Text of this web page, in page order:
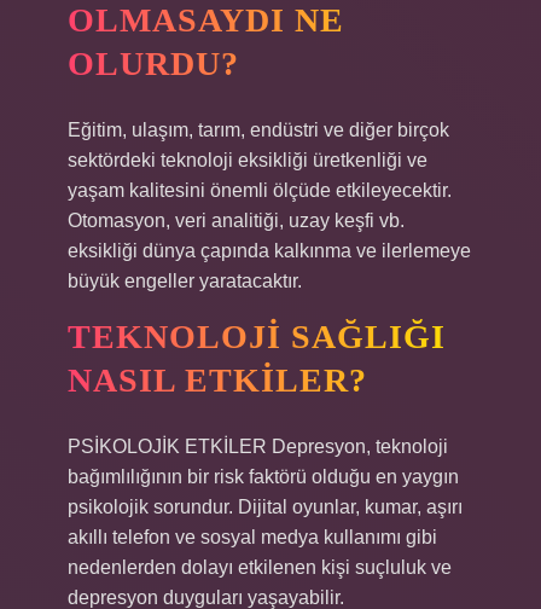
OLMASAYDI NE
OLURDU?
Eğitim, ulaşım, tarım, endüstri ve diğer birçok
sektördeki teknoloji eksikliği üretkenliği ve
yaşam kalitesini önemli ölçüde etkileyecektir.
Otomasyon, veri analitiği, uzay keşfi vb.
eksikliği dünya çapında kalkınma ve ilerlemeye
büyük engeller yaratacaktır.
TEKNOLOJI SAĞLIĞI
NASIL ETKILER?
PSİKOLOJİK ETKİLER Depresyon, teknoloji
bağımlılığının bir risk faktörü olduğu en yaygın
psikolojik sorundur. Dijital oyunlar, kumar, aşırı
akıllı telefon ve sosyal medya kullanımı gibi
nedenlerden dolayı etkilenen kişi suçluluk ve
depresyon duyguları yaşayabilir.